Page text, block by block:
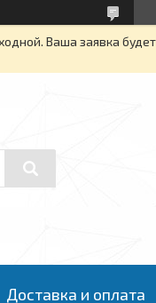
Ваша заявка
Доставка и оплата